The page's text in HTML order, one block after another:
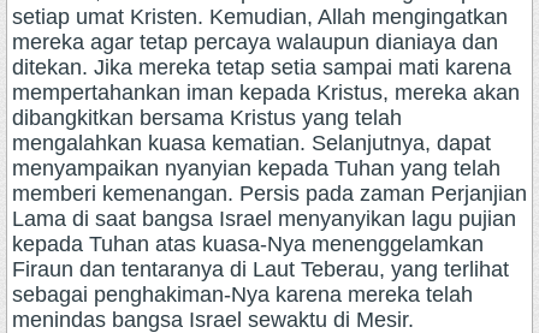
setiap umat Kristen. Kemudian, Allah mengingatkan
mereka agar tetap percaya walaupun dianiaya dan
ditekan. Jika mereka tetap setia sampai mati karena
mempertahankan iman kepada Kristus, mereka akan
dibangkitkan bersama Kristus yang telah
mengalahkan kuasa kematian. Selanjutnya, dapat
menyampaikan nyanyian kepada Tuhan yang telah
memberi kemenangan. Persis pada zaman Perjanjian
Lama di saat bangsa Israel menyanyikan lagu pujian
kepada Tuhan atas kuasa-Nya menenggelamkan
Firaun dan tentaranya di Laut Teberau, yang terlihat
sebagai penghakiman-Nya karena mereka telah
menindas bangsa Israel sewaktu di Mesir.